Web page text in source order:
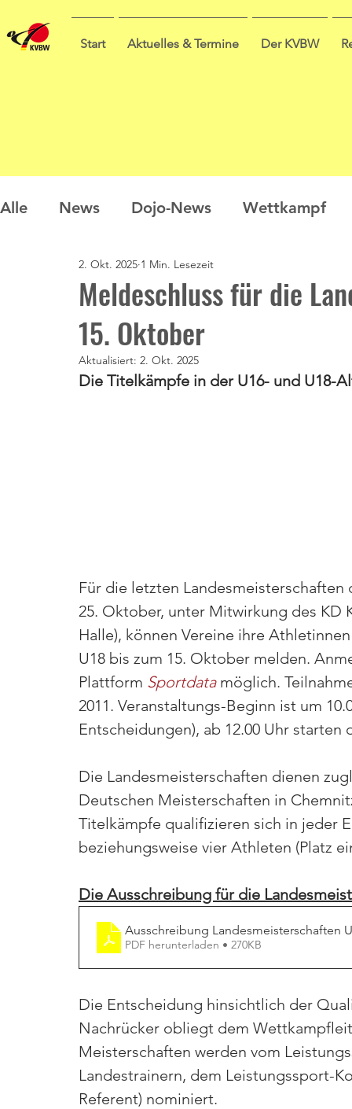
Start Aktuelles & Termine Der KVBW
Alle News Dojo-News Wettkampf
Nachwuchs Prüfungen
Sommercamp Umfrage
Meldeschluss für die
15. Oktober
2. Okt. 2025 1 Min. Lesezeit
Aktualisiert: 2. Okt. 2025
Die Titelkämpfe in der U16- und U18-
Für die letzten
25. Oktober, unter Mitwirkung des KD
Halle), können Vereine ihre
U18 bis zum 15. Oktober melden.
Plattform Sportdata möglich.
2011. Veranstaltungs-Beginn ist um
Entscheidungen), ab 12.00 Uhr
Die Landesmeisterschaften dienen
Deutschen Meisterschaften in
Titelkämpfe qualifizieren sich in jeder
beziehungsweise vier Athleten (Platz
Die Ausschreibung für die
Ausschreibung Landesmeisterschaften
PDF herunterladen • 270KB
Die Entscheidung hinsichtlich der
Nachrücker obliegt dem
Meisterschaften werden vom
Landestrainern, dem Leistungssport-
Referent) nominiert.